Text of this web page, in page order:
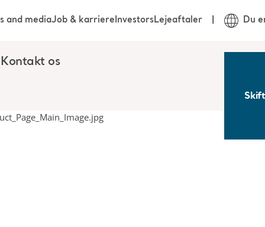
Kontakt os
and mediaJob & karriereInvestorsLejeaftaler Du